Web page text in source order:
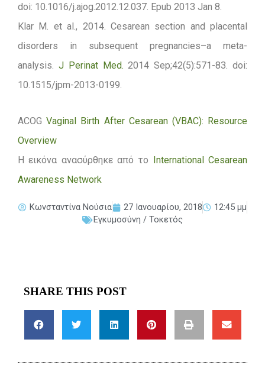
doi: 10.1016/j.ajog.2012.12.037. Epub 2013 Jan 8.
Klar M. et al., 2014. Cesarean section and placental
disorders in subsequent pregnancies–a meta-
analysis. J Perinat Med. 2014 Sep;42(5):571-83. doi:
10.1515/jpm-2013-0199.
ACOGVaginal Birth After Cesarean (VBAC): Resource
Overview
Η εικόνα ανασύρθηκε από το
International Cesarean
Awareness Network
Κωνσταντίνα Νούσια 27 Ιανουαρίου, 2018
12:45 μμ
Εγκυμοσύνη / Τοκετός
SHARE THIS POST